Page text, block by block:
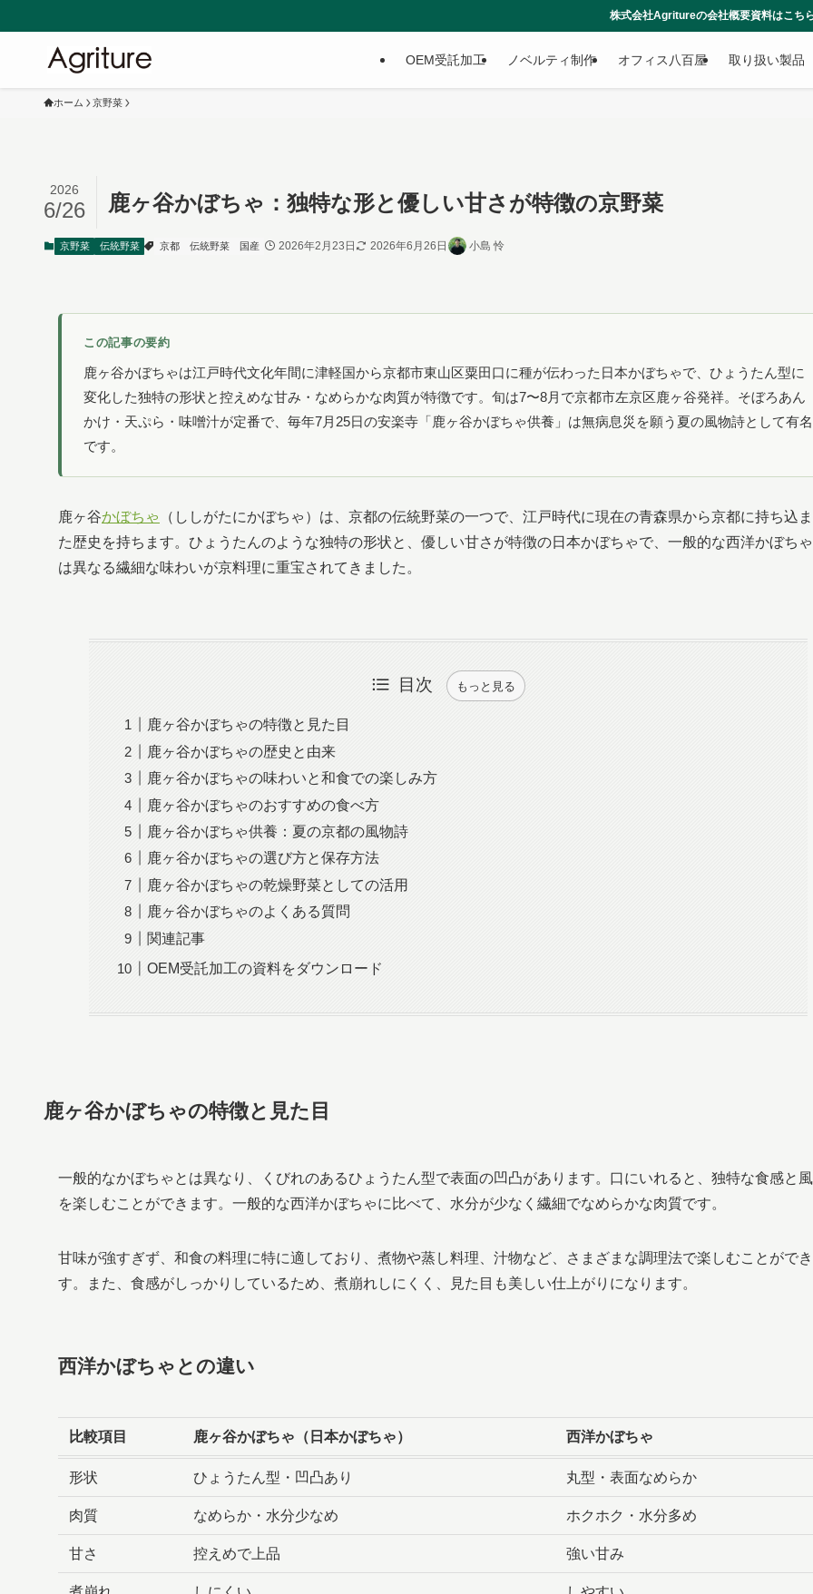
株式会社Agritureの会社概要資料はこちらからダウンロードできま
OEM受託加工 ノベルティ制作 オフィス八百屋 取り扱い製品
ホーム 京野菜
鹿ヶ谷かぼちゃ：独特な形と優しい甘さが特徴の京野菜
2026
6/26
京野菜 伝統野菜 京都 伝統野菜 国産 2026年2月23日 2026年6月26日 小島 怜
この記事の要約
鹿ヶ谷かぼちゃは江戸時代文化年間に津軽国から京都市東山区粟田口に種が伝わった日本かぼちゃで、ひょうたん型に
変化した独特の形状と控えめな甘み・なめらかな肉質が特徴です。旬は7〜8月で京都市左京区鹿ヶ谷発祥。そぼろあん
かけ・天ぷら・味噌汁が定番で、毎年7月25日の安楽寺「鹿ヶ谷かぼちゃ供養」は無病息災を願う夏の風物詩として有名
です。
鹿ヶ谷かぼちゃ
（ししがたにかぼちゃ）は、京都の伝統野菜の一つで、江戸時代に現在の青森県から京都に持ち込
た歴史を持ちます。ひょうたんのような独特の形状と、優しい甘さが特徴の日本かぼちゃで、一般的な西洋かぼちゃ
は異なる繊細な味わいが京料理に重宝されてきました。
目次 もっと見る
鹿ヶ谷かぼちゃの特徴と見た目
鹿ヶ谷かぼちゃの歴史と由来
鹿ヶ谷かぼちゃの味わいと和食での楽しみ方
鹿ヶ谷かぼちゃのおすすめの食べ方
鹿ヶ谷かぼちゃ供養：夏の京都の風物詩
鹿ヶ谷かぼちゃの選び方と保存方法
鹿ヶ谷かぼちゃの乾燥野菜としての活用
鹿ヶ谷かぼちゃのよくある質問
関連記事
OEM受託加工の資料をダウンロード
鹿ヶ谷かぼちゃの特徴と見た目
一般的なかぼちゃとは異なり、くびれのあるひょうたん型で表面の凹凸があります。口にいれると、独特な食感と
を楽しむことができます。一般的な西洋かぼちゃに比べて、水分が少なく繊細でなめらかな肉質です。
甘味が強すぎず、和食の料理に特に適しており、煮物や蒸し料理、汁物など、さまざまな調理法で楽しむことができ
す。また、食感がしっかりしているため、煮崩れしにくく、見た目も美しい仕上がりになります。
西洋かぼちゃとの違い
比較項目 鹿ヶ谷かぼちゃ（日本かぼちゃ） 西洋かぼちゃ
形状 ひょうたん型・凹凸あり 丸型・表面なめらか
肉質 なめらか・水分少なめ ホクホク・水分多め
甘さ 控えめで上品 強い甘み